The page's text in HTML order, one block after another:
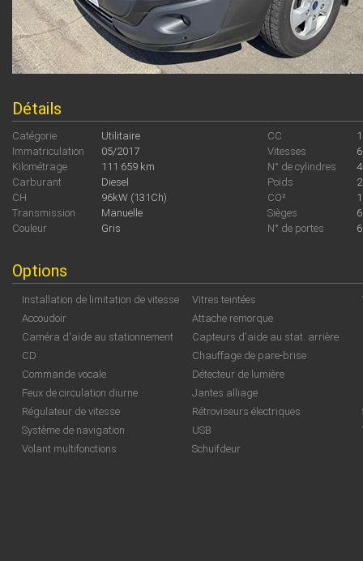
Détails
Catégorie
Utilitaire
Immatriculation
05/2017
Kilométrage
111 659 km
Carburant
Diesel
CH
96kW (131Ch)
Transmission
Manuelle
Couleur
Gris
CC
Vitesses
6
N° de cylindres
4
Poids
CO²
Sièges
6
N° de portes
6
Options
Installation de limitation de vitesse Vitres teintées
Accoudoir
Attache remorque
Caméra d'aide au stationnement
Capteurs d'aide au stat. arrière
CD
Chauffage de pare-brise
Commande vocale
Détecteur de lumière
Feux de circulation diurne
Jantes alliage
Régulateur de vitesse
Rétroviseurs électriques
Système de navigation
USB
Volant multifonctions
Schuifdeur